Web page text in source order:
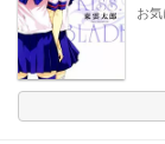
お気